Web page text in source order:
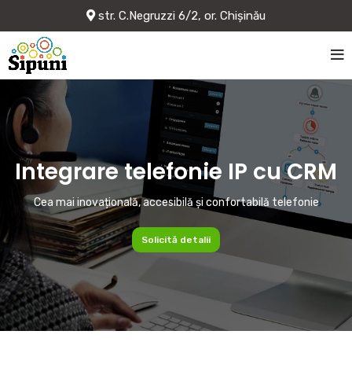
str. C.Negruzzi 6/2, or. Chișinău
Integrare telefonie IP cu CRM
Cea mai inovațională, accesibilă și confortabilă telefonie
Solicită detalii